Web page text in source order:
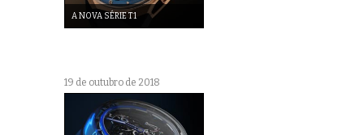
A NOVA SÉRIE T1
19 de outubro de 2018